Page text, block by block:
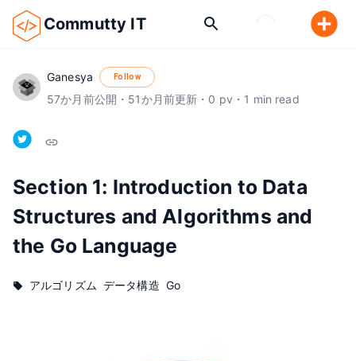
Commutty IT
Ganesya Follow
57か月前公開 ・ 51か月前更新 ・ 0 pv ・ 1 min read
Section 1: Introduction to Data
Structures and Algorithms and
the Go Language
アルゴリズム データ構造 Go